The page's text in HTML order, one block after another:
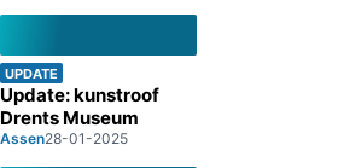
UPDATE
Update: kunstroof
Drents Museum
Assen28-01-2025